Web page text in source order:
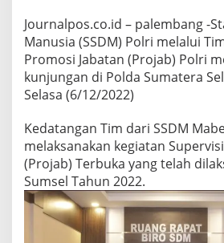
o
d
a
S
u
s
e
l
d
e
m
i
m
e
Journalpos.co.id – palembang -
Manusia (SSDM) Polri melalui
Promosi Jabatan (Projab) Polri
kunjungan di Polda Sumatera
Selasa (6/12/2022)
Kedatangan Tim dari SSDM
melaksanakan kegiatan
(Projab) Terbuka yang telah
Sumsel Tahun 2022.